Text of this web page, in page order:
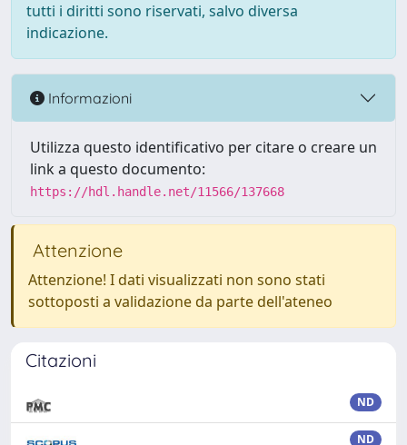
tutti i diritti sono riservati, salvo diversa
indicazione.
Informazioni
Utilizza questo identificativo per citare o creare un
link a questo documento:
https://hdl.handle.net/11566/137668
Attenzione
Attenzione! I dati visualizzati non sono stati
sottoposti a validazione da parte dell'ateneo
Citazioni
ND
ND